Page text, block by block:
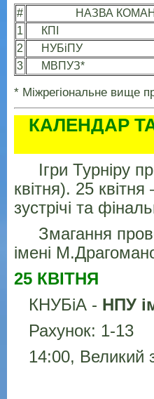
# НАЗВА
1
КПІ
2
НУБіПУ
3
МВПУЗ*
* Міжрегіональне вище
Ігри Турніру
квітня). 25 квітня
зустрічі та
Змагання
імені
25 КВІТНЯ
КНУБіА - НПУ
Рахунок: 1-13
14:00, Великий